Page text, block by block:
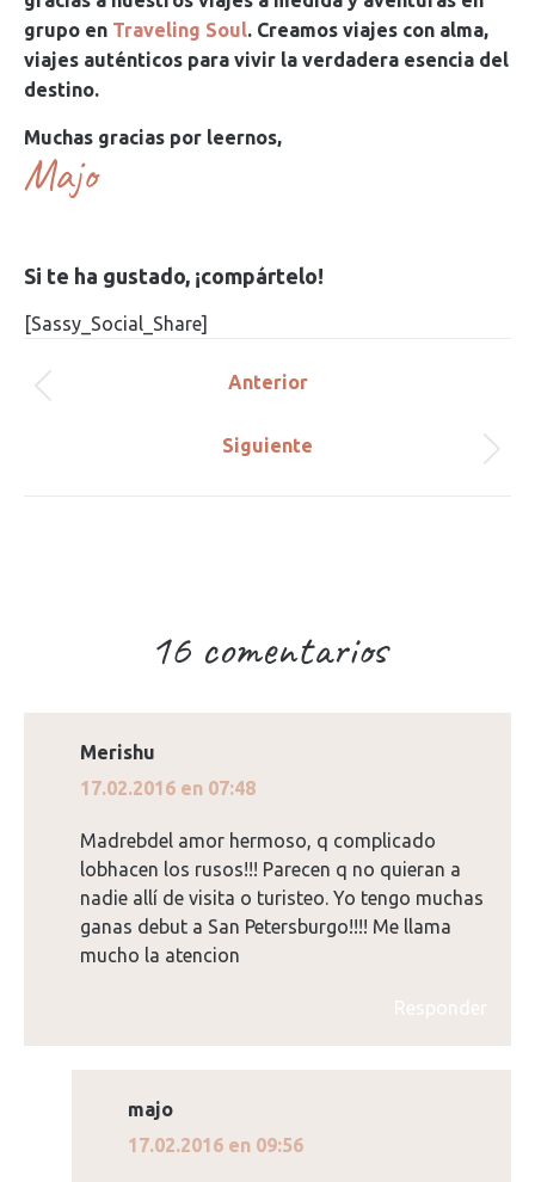
grupo en Traveling Soul. Creamos viajes con alma,
viajes auténticos para vivir la verdadera esencia del
destino.
Muchas gracias por leernos,
Majo
Si te ha gustado, ¡compártelo!
[Sassy_Social_Share]
Navegación
Anterior
Siguiente
16 comentarios
Merishu
dice:
17.02.2016 en 07:48
Madrebdel amor hermoso, q complicado
lobhacen los rusos!!! Parecen q no quieran a
nadie allí de visita o turisteo. Yo tengo muchas
ganas debut a San Petersburgo!!!! Me llama
mucho la atencion
Responder
majo
dice:
17.02.2016 en 09:56